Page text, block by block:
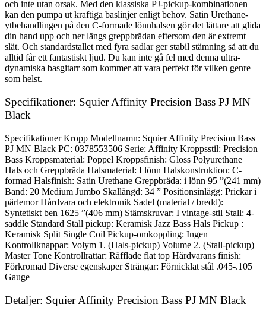
och inte utan orsak. Med den klassiska PJ-pickup-kombinationen
kan den pumpa ut kraftiga baslinjer enligt behov. Satin Urethane-
ytbehandlingen på den C-formade lönnhalsen gör det lättare att glida
din hand upp och ner längs greppbrädan eftersom den är extremt
slät. Och standardstallet med fyra sadlar ger stabil stämning så att du
alltid får ett fantastiskt ljud. Du kan inte gå fel med denna ultra-
dynamiska basgitarr som kommer att vara perfekt för vilken genre
som helst.
Specifikationer: Squier Affinity Precision Bass PJ MN
Black
Specifikationer Kropp Modellnamn: Squier Affinity Precision Bass
PJ MN Black PC: 0378553506 Serie: Affinity Kroppsstil: Precision
Bass Kroppsmaterial: Poppel Kroppsfinish: Gloss Polyurethane
Hals och Greppbräda Halsmaterial: I lönn Halskonstruktion: C-
formad Halsfinish: Satin Urethane Greppbräda: i lönn 95 ”(241 mm)
Band: 20 Medium Jumbo Skallängd: 34 ” Positionsinlägg: Prickar i
pärlemor Hårdvara och elektronik Sadel (material / bredd):
Syntetiskt ben 1625 ”(406 mm) Stämskruvar: I vintage-stil Stall: 4-
saddle Standard Stall pickup: Keramisk Jazz Bass Hals Pickup :
Keramisk Split Single Coil Pickup-omkoppling: Ingen
Kontrollknappar: Volym 1. (Hals-pickup) Volume 2. (Stall-pickup)
Master Tone Kontrollrattar: Räfflade flat top Hårdvarans finish:
Förkromad Diverse egenskaper Strängar: Förnicklat stål .045-.105
Gauge
Detaljer: Squier Affinity Precision Bass PJ MN Black